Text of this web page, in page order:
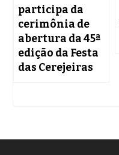
participa da
cerimônia de
abertura da 45ª
edição da Festa
das Cerejeiras